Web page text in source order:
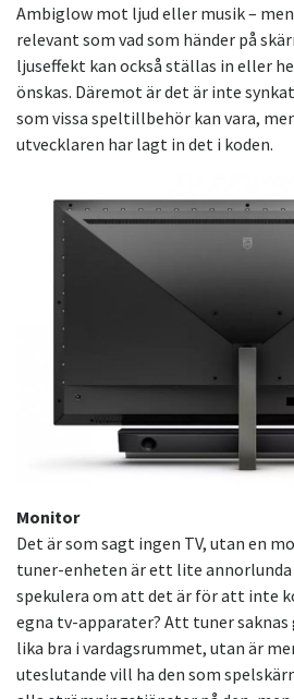
Ambiglow mot ljud eller musik –
relevant som vad som händer på
ljuseffekt kan också ställas in eller
önskas. Däremot är det är inte
som vissa speltillbehör kan vara,
utvecklaren har lagt in det i koden.
Monitor
Det är som sagt ingen TV, utan en
tuner-enheten är ett lite annorlunda
spekulera om att det är för att inte
egna tv-apparater? Att tuner
lika bra i vardagsrummet, utan är
uteslutande vill ha den som